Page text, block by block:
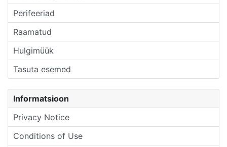
Perifeeriad
Raamatud
Hulgimüük
Tasuta esemed
Informatsioon
Privacy Notice
Conditions of Use